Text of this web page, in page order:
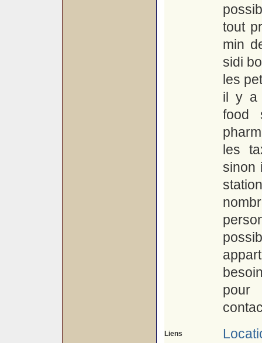
tout
min
sidi
les
il y a
food
les
sinon
pour
Liens